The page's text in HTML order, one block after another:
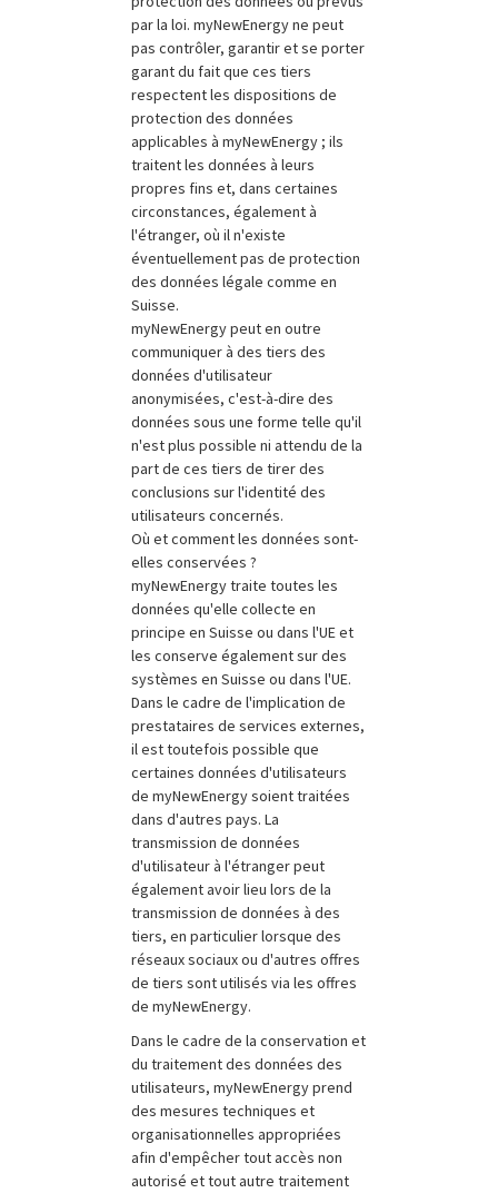
par la loi. myNewEnergy ne peut
pas contrôler, garantir et se porter
garant du fait que ces tiers
respectent les dispositions de
protection des données
applicables à myNewEnergy ; ils
traitent les données à leurs
propres fins et, dans certaines
circonstances, également à
l'étranger, où il n'existe
éventuellement pas de protection
des données légale comme en
Suisse.
myNewEnergy peut en outre
communiquer à des tiers des
données d'utilisateur
anonymisées, c'est-à-dire des
données sous une forme telle qu'il
n'est plus possible ni attendu de la
part de ces tiers de tirer des
conclusions sur l'identité des
utilisateurs concernés.
Où et comment les données sont-
elles conservées ?
myNewEnergy traite toutes les
données qu'elle collecte en
principe en Suisse ou dans l'UE et
les conserve également sur des
systèmes en Suisse ou dans l'UE.
Dans le cadre de l'implication de
prestataires de services externes,
il est toutefois possible que
certaines données d'utilisateurs
de myNewEnergy soient traitées
dans d'autres pays. La
transmission de données
d'utilisateur à l'étranger peut
également avoir lieu lors de la
transmission de données à des
tiers, en particulier lorsque des
réseaux sociaux ou d'autres offres
de tiers sont utilisés via les offres
de myNewEnergy.
Dans le cadre de la conservation et
du traitement des données des
utilisateurs, myNewEnergy prend
des mesures techniques et
organisationnelles appropriées
afin d'empêcher tout accès non
autorisé et tout autre traitement